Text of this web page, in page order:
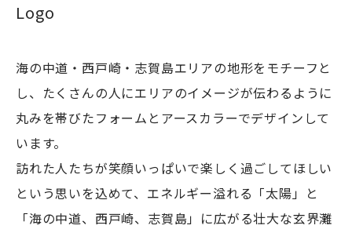
潮見公園
Logo
海の中道・西戸崎・志賀島エリアの地形をモチーフと
し、たくさんの人にエリアのイメージが伝わるように
丸みを帯びたフォームとアースカラーでデザインして
います。
訪れた人たちが笑顔いっぱいで楽しく過ごしてほしい
という思いを込めて、エネルギー溢れる「太陽」と
「海の中道、西戸崎、志賀島」に広がる壮大な玄界灘